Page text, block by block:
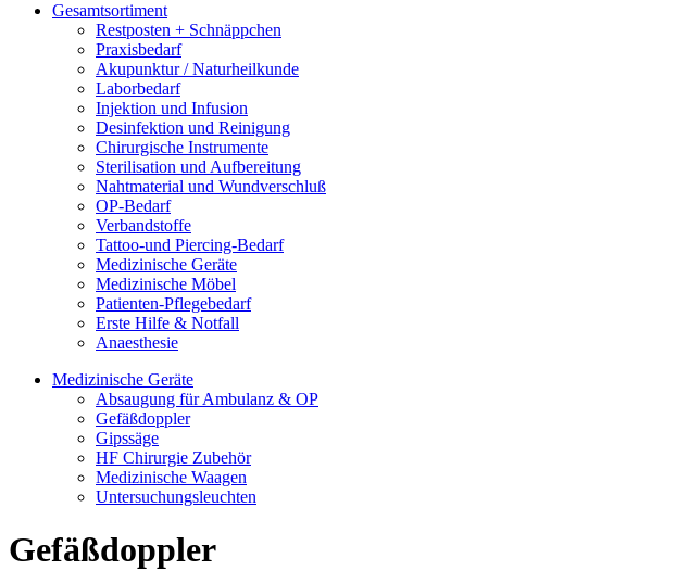
Gesamtsortiment
Restposten + Schnäppchen
Praxisbedarf
Akupunktur / Naturheilkunde
Laborbedarf
Injektion und Infusion
Desinfektion und Reinigung
Chirurgische Instrumente
Sterilisation und Aufbereitung
Nahtmaterial und Wundverschluß
OP-Bedarf
Verbandstoffe
Tattoo-und Piercing-Bedarf
Medizinische Geräte
Medizinische Möbel
Patienten-Pflegebedarf
Erste Hilfe & Notfall
Anaesthesie
Medizinische Geräte
Absaugung für Ambulanz & OP
Gefäßdoppler
Gipssäge
HF Chirurgie Zubehör
Medizinische Waagen
Untersuchungsleuchten
Gefäßdoppler